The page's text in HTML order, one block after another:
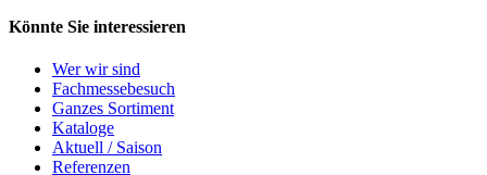
Könnte Sie interessieren
Wer wir sind
Fachmessebesuch
Ganzes Sortiment
Kataloge
Aktuell / Saison
Referenzen